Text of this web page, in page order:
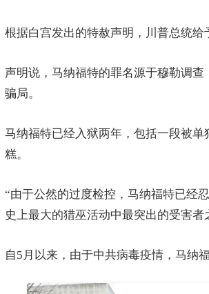
根据白宫发出的特赦声明，川普总统给
声明说，马纳福特的罪名源于穆勒调
骗局。
马纳福特已经入狱两年，包括一段被
糕。
“由于公然的过度检控，马纳福特已经
史上最大的猎巫活动中最突出的受害者
自5月以来，由于中共病毒疫情，马纳